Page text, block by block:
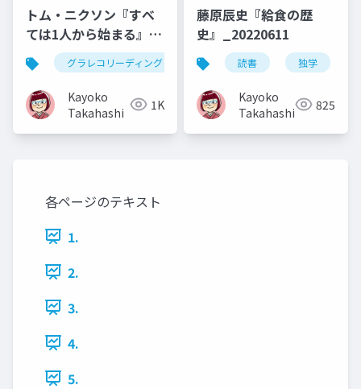
トム・ニクソン『すべ
ては1人から始まる』
_20230210グラレコリーディング 読書 独学
Kayoko
Takahashi
1K
藤原辰史『給食の歴
史』_20220611
読書 独学
Kayoko
Takahashi
825
各ページのテキスト
1.
2.
3.
4.
5.